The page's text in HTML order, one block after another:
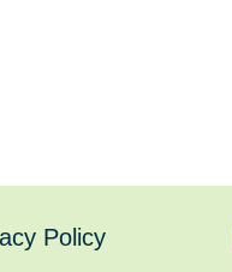
Policy